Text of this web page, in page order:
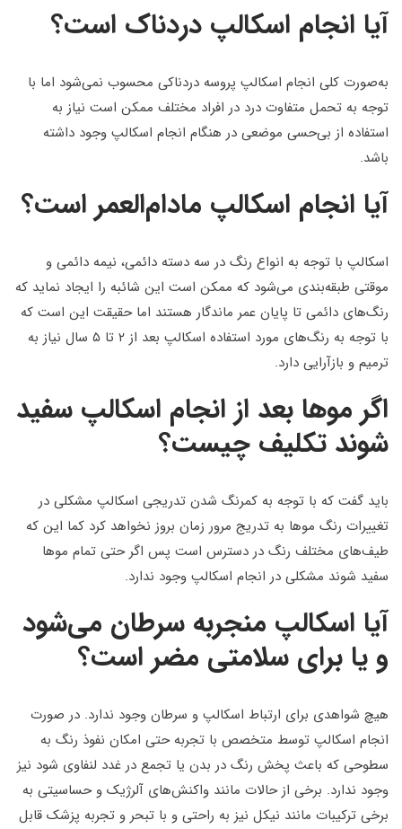
آیا انجام اسکالپ دردناک است؟
به‌صورت کلی انجام اسکالپ پروسه دردناکی محسوب نمی‌شود اما با
توجه به تحمل متفاوت درد در افراد مختلف ممکن است نیاز به
استفاده از بی‌حسی موضعی در هنگام انجام اسکالپ وجود داشته
باشد.
آیا انجام اسکالپ مادام‌العمر ‌است؟
اسکالپ با توجه به انواع رنگ در سه دسته دائمی، نیمه دائمی و
موقتی طبقه‌بندی می‌شود که ممکن است این شائبه را ایجاد نماید که
رنگ‌های دائمی تا پایان عمر ماندگار هستند اما حقیقت این است که
با توجه به رنگ‌های مورد استفاده اسکالپ بعد از ۲ تا ۵ سال نیاز به
ترمیم و بازآرایی دارد.
اگر موها بعد از انجام اسکالپ سفید
شوند تکلیف چیست؟
باید گفت که با توجه به کمرنگ شدن تدریجی اسکالپ مشکلی در
تغییرات رنگ موها به تدریج مرور زمان بروز نخواهد کرد کما این که
طیف‌های مختلف رنگ در دسترس است پس اگر حتی تمام موها
سفید شوند مشکلی در انجام اسکالپ وجود ندارد.
آیا اسکالپ منجربه سرطان می‌شود
و یا برای سلامتی مضر است؟
هیچ شواهدی برای ارتباط اسکالپ و سرطان وجود ندارد. در صورت
انجام اسکالپ توسط متخصص با تجربه حتی امکان نفوذ رنگ به
سطوحی که باعث پخش رنگ در بدن یا تجمع در غدد لنفاوی شود نیز
وجود ندارد. برخی از حالات مانند واکنش‌های آلرژیک و حساسیتی به
برخی ترکیبات مانند نیکل نیز به راحتی و با تبحر و تجربه پزشک قابل